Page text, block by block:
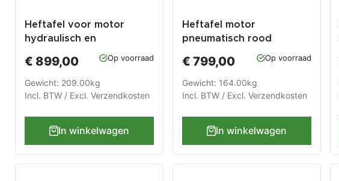
Heftafel voor motor
hydraulisch en
pneumatisch rood
€ 899,00 Op voorraad
Gewicht: 209.00kg
Incl. BTW / Excl. Verzendkosten
In winkelwagen
Heftafel motor
pneumatisch rood
€ 799,00 Op voorraad
Gewicht: 164.00kg
Incl. BTW / Excl. Verzendkosten
In winkelwagen